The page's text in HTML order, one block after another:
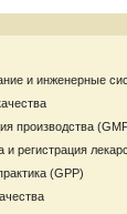
и инженерные
производства
и регистрация
(GPP)